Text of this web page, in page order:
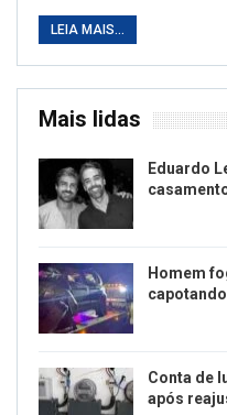
LEIA MAIS...
Mais lidas
Eduardo
Homem
Conta de
após